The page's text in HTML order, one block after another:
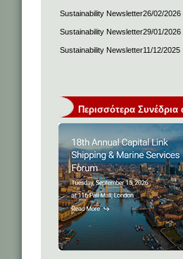
Sustainability Newsletter26/02/2026
Sustainability Newsletter29/01/2026
Sustainability Newsletter11/12/2025
Περισσότερα Συνέδρια